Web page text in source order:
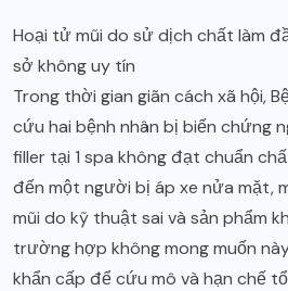
Hoại tử mũi do sử dịch chất làm
sở không uy tín
Trong thời gian giãn cách xã hội,
cứu hai bệnh nhân bị biến chứng
filler tại 1 spa không đạt chuẩn
đến một người bị áp xe nửa mặt,
mũi do kỹ thuật sai và sản phẩm
trường hợp không mong muốn
khẩn cấp để cứu mô và hạn chế